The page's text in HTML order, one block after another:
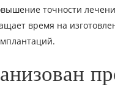
точности
время на